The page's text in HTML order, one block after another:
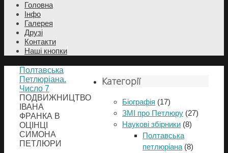
Головна
Інфо
Галерея
Друзі
Контакти
Наші кнопки
Полтавська
Петлюріана.
Число 7
ПОДВИЖНИЦТВО
ІВАНА
ФРАНКА В
ОЦІНЦІ
СИМОНА
ПЕТЛЮРИ
Категорії
Біографія (17)
ЗМІ про Петлюру (27)
Наукові збірники (8)
Полтавська
петлюріана (8)